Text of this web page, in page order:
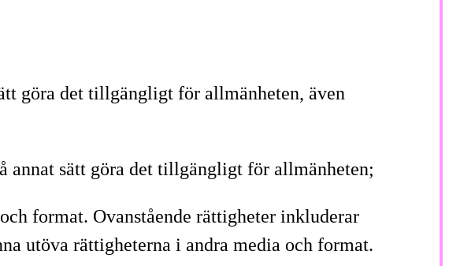
göra det tillgängligt för allmänheten, även
annat sätt göra det tillgängligt för allmänheten;
format. Ovanstående rättigheter inkluderar
utöva rättigheterna i andra media och format.